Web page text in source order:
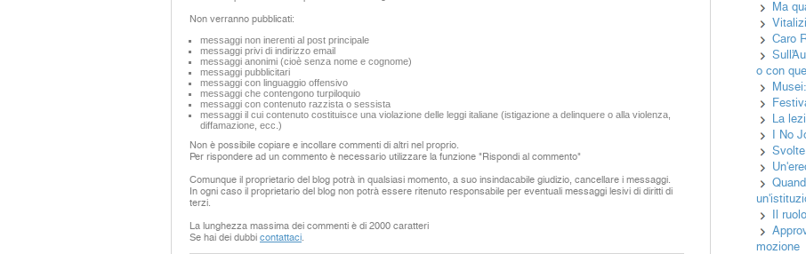
Non verranno pubblicati:
messaggi non inerenti al post principale
messaggi privi di indirizzo email
messaggi anonimi (cioè senza nome e cognome)
messaggi pubblicitari
messaggi con linguaggio offensivo
messaggi che contengono turpiloquio
messaggi con contenuto razzista o sessista
messaggi il cui contenuto costituisce una violazione delle leggi italiane (istigazione a delinquere o alla violenza,
diffamazione, ecc.)
Non è possibile copiare e incollare commenti di altri nel proprio.
Per rispondere ad un commento è necessario utilizzare la funzione "Rispondi al commento"
Comunque il proprietario del blog potrà in qualsiasi momento, a suo insindacabile giudizio, cancellare i messaggi.
In ogni caso il proprietario del blog non potrà essere ritenuto responsabile per eventuali messaggi lesivi di diritti di
terzi.
La lunghezza massima dei commenti è di 2000 caratteri
Se hai dei dubbi contattaci.
Ma
Caro
o con
La
I No
Il
mozione